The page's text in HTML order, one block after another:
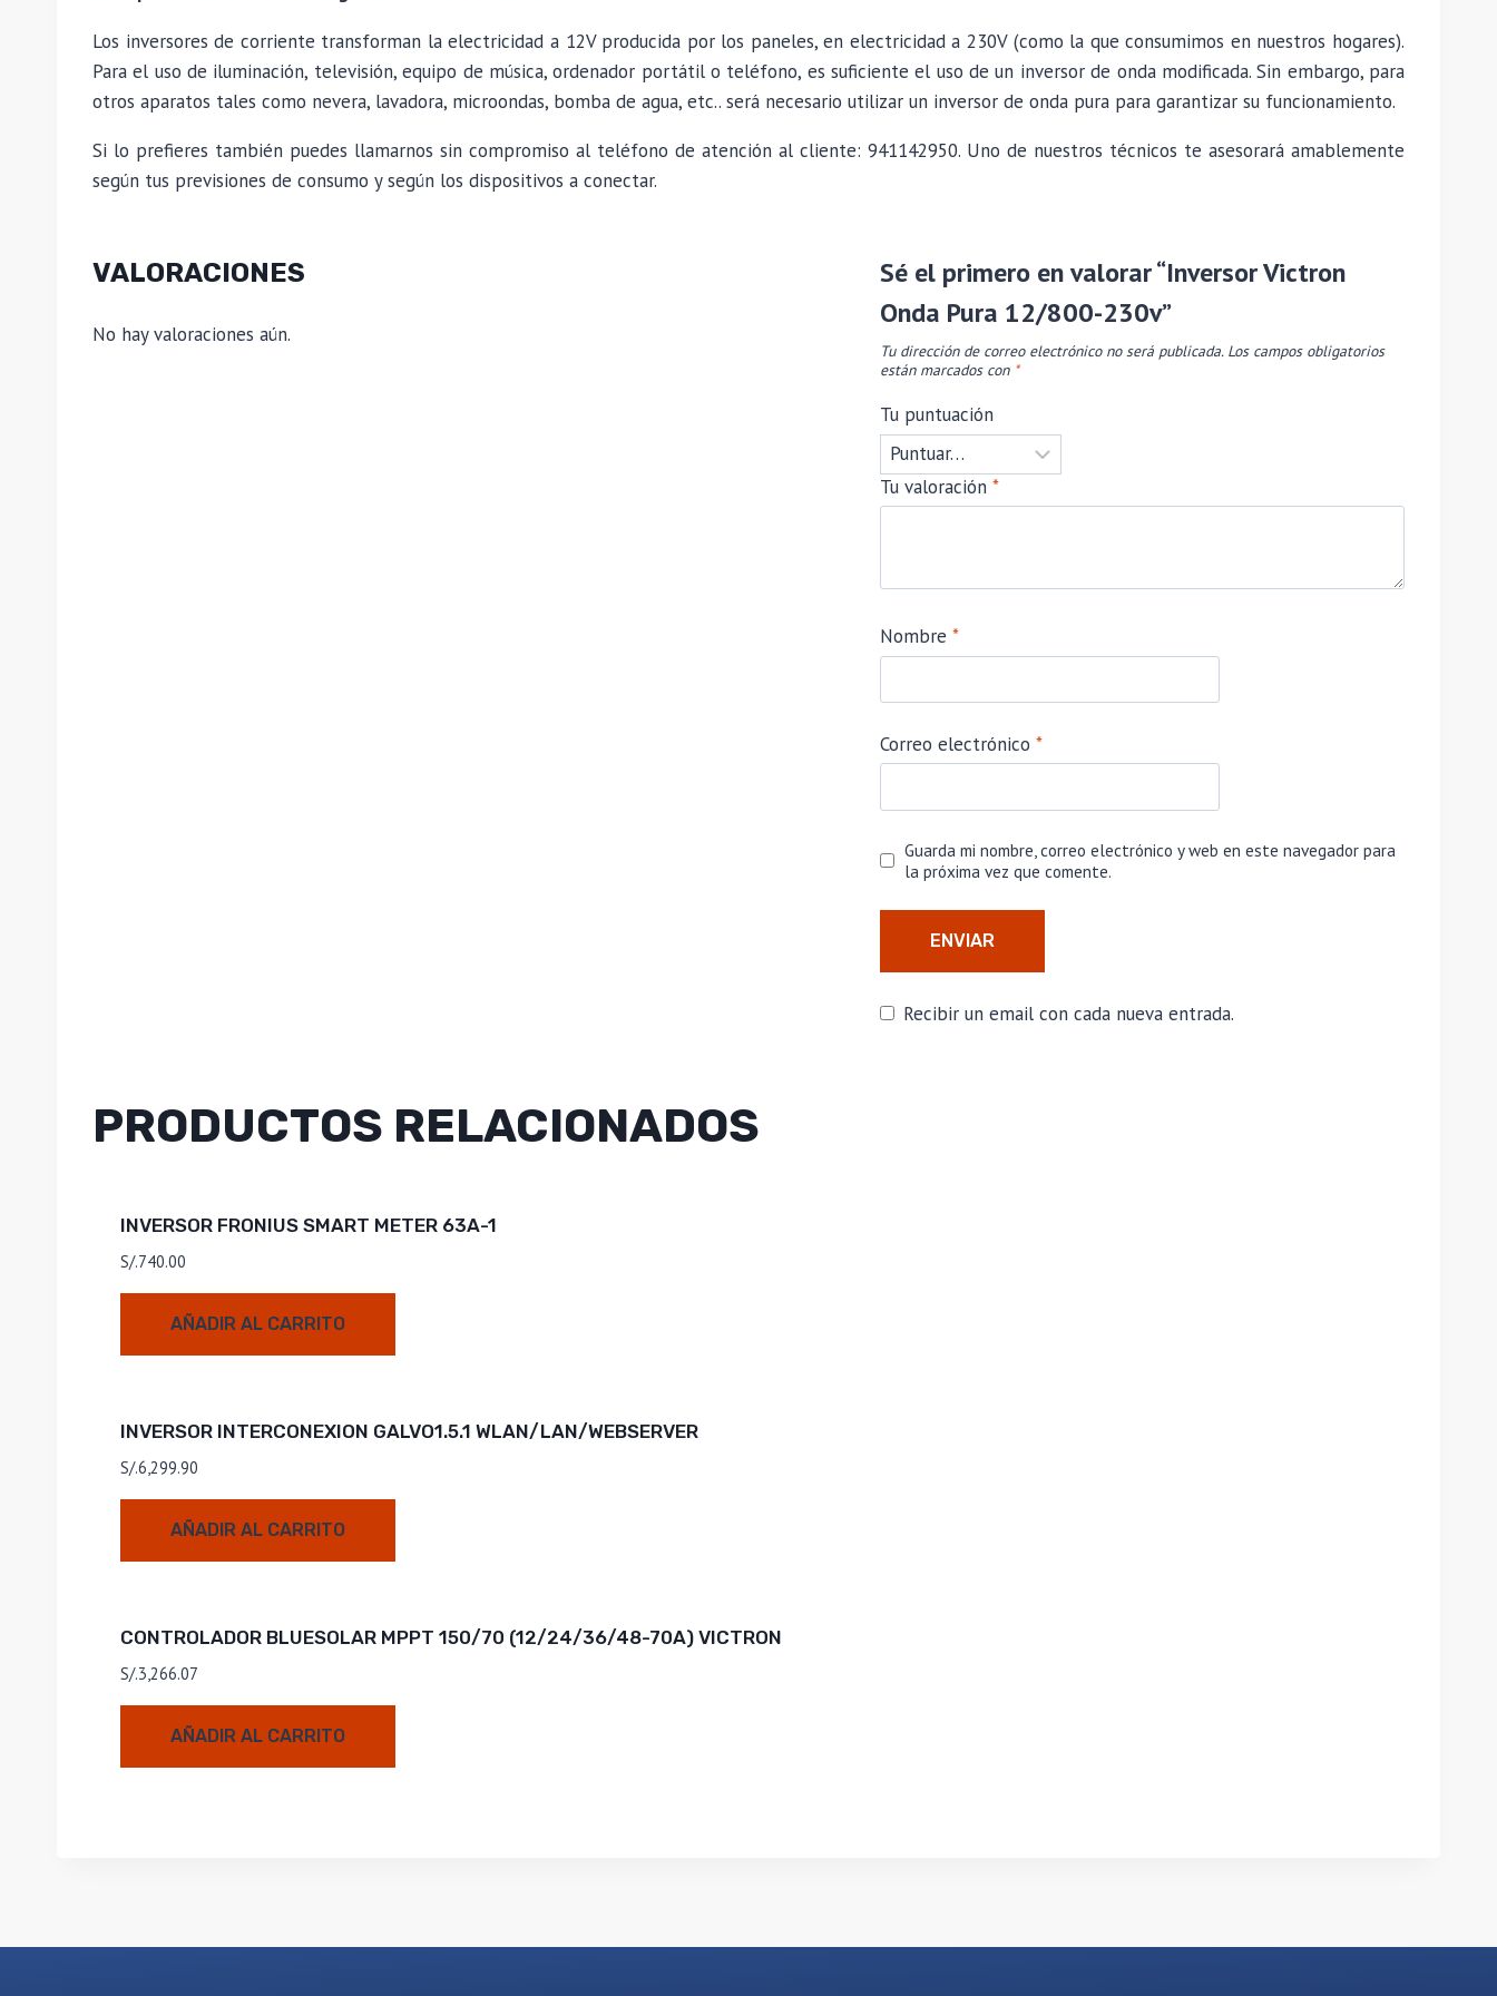
Los inversores de corriente transforman la electricidad a 12V producida por los paneles, en electricidad a 230V (como la que consumimos en nuestros hogares).
Para el uso de iluminación, televisión, equipo de música, ordenador portátil o teléfono, es suficiente el uso de un inversor de onda modificada. Sin embargo, para
otros aparatos tales como nevera, lavadora, microondas, bomba de agua, etc.. será necesario utilizar un inversor de onda pura para garantizar su funcionamiento.
Si lo prefieres también puedes llamarnos sin compromiso al teléfono de atención al cliente: 941142950. Uno de nuestros técnicos te asesorará amablemente
según tus previsiones de consumo y según los dispositivos a conectar.
VALORACIONES
No hay valoraciones aún.
Sé el primero en valorar “Inversor Victron
Onda Pura 12/800-230v”
Tu dirección de correo electrónico no será publicada. Los campos obligatorios
están marcados con *
Tu puntuación
Tu valoración *
Nombre *
Correo electrónico *
Guarda mi nombre, correo electrónico y web en este navegador para
la próxima vez que comente.
Recibir un email con cada nueva entrada.
PRODUCTOS RELACIONADOS
INVERSOR FRONIUS SMART METER 63A-1
S/.740.00
AÑADIR AL CARRITO
INVERSOR INTERCONEXION GALVO1.5.1 WLAN/LAN/WEBSERVER
S/.6,299.90
AÑADIR AL CARRITO
CONTROLADOR BLUESOLAR MPPT 150/70 (12/24/36/48-70A) VICTRON
S/.3,266.07
AÑADIR AL CARRITO